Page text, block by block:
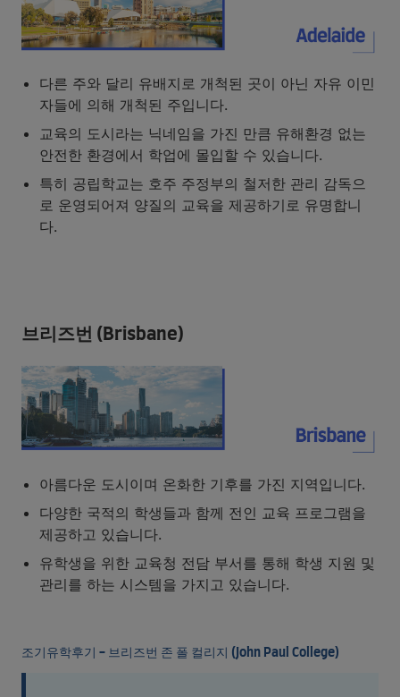
다른 주와 달리 유배지로 개척된 곳이 아닌 자유 이민
자들에 의해 개척된 주입니다.
교육의 도시라는 닉네임을 가진 만큼 유해환경 없는
안전한 환경에서 학업에 몰입할 수 있습니다.
특히 공립학교는 호주 주정부의 철저한 관리 감독으
로 운영되어져 양질의 교육을 제공하기로 유명합니
다.
브리즈번 (Brisbane)
아름다운 도시이며 온화한 기후를 가진 지역입니다.
다양한 국적의 학생들과 함께 전인 교육 프로그램을
제공하고 있습니다.
유학생을 위한 교육청 전담 부서를 통해 학생 지원 및
관리를 하는 시스템을 가지고 있습니다.
조기유학후기 - 브리즈번 존 폴 컬리지 (John Paul College)